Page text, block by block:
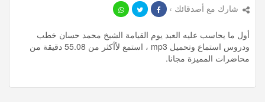
شارك مع أصدقائك ›
أول ما يحاسب عليه العبد يوم القيامة الشيخ محمد حسان خطب
ودروس استماع وتحميل mp3 ، استمع لأأكثر من 55.08 دقيقة من
محاضرات المميزة مجانا.